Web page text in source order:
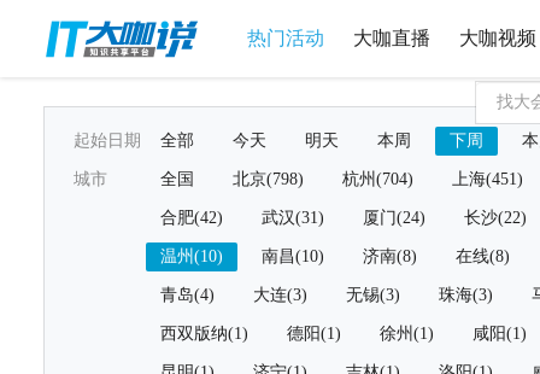
热门活动 大咖直播 大咖视频
起始日期 全部 今天 明天 本周 下周
城市 全国 北京(798) 杭州(704) 上海(451)
合肥(42) 武汉(31) 厦门(24) 长沙(22)
温州(10) 南昌(10) 济南(8) 在线(8)
青岛(4) 大连(3) 无锡(3) 珠海(3)
西双版纳(1) 德阳(1) 徐州(1) 咸阳(1)